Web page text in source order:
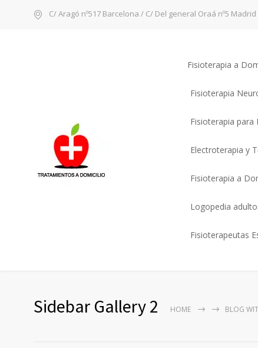
C/ Aragó nº517 Barcelona / C/ Del general Oraá nº5 Madrid
Fisioterapia a
Fisioterapia
Fisioterapia para
Electroterapia y
Fisioterapia a
Logopedia
Fisioterapeutas
Sidebar Gallery 2 HOME BLOG